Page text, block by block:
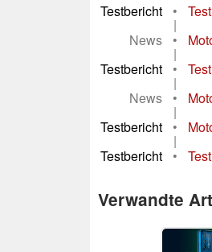
Testbericht
•
|
News
•
|
Testbericht
•
|
News
•
|
Testbericht
•
|
Testbericht
•
Verwandte